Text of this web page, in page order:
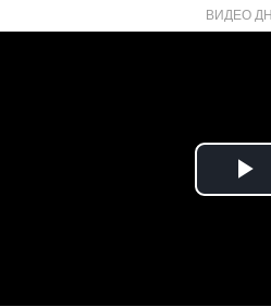
ВИДЕО